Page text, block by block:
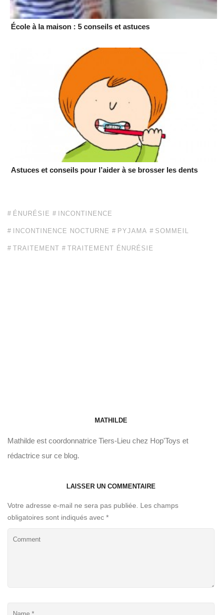
École à la maison : 5 conseils et astuces
Astuces et conseils pour l’aider à se brosser les dents
ÉNURÉSIE INCONTINENCE
INCONTINENCE NOCTURNE PYJAMA SOMMEIL
TRAITEMENT TRAITEMENT ÉNURÉSIE
MATHILDE
Mathilde est coordonnatrice Tiers-Lieu chez Hop'Toys et
rédactrice sur ce blog.
LAISSER UN COMMENTAIRE
Votre adresse e-mail ne sera pas publiée.
Les champs
obligatoires sont indiqués avec *